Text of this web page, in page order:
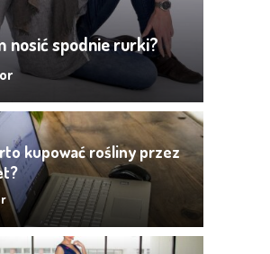
nosić spodnie rurki?
kupować rośliny przez